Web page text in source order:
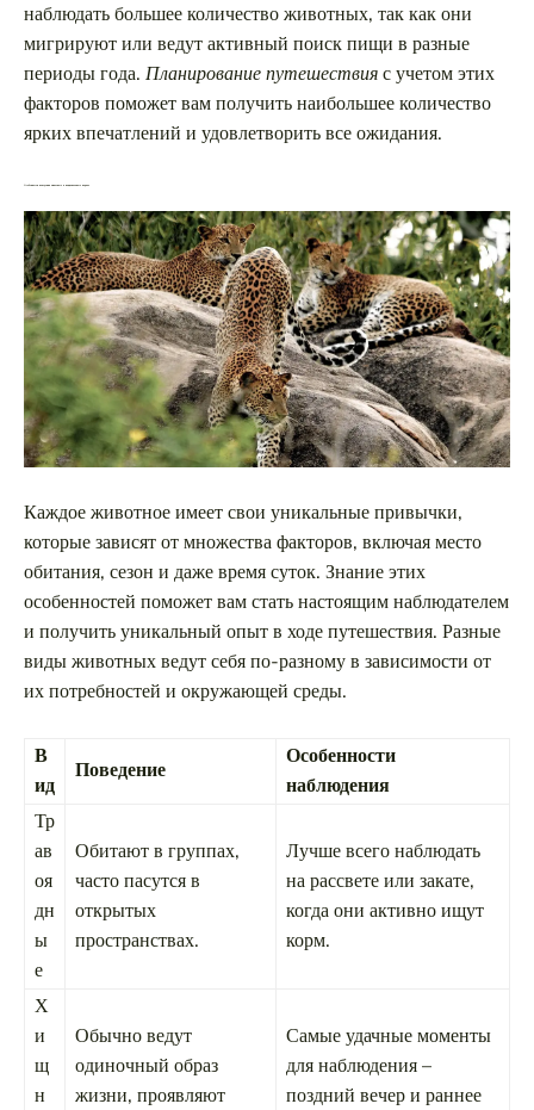
наблюдать большее количество животных, так как они
мигрируют или ведут активный поиск пищи в разные
периоды года. Планирование путешествияс учетом этих
факторов поможет вам получить наибольшее количество
ярких впечатлений и удовлетворить все ожидания.
Особенности поведения животных в национальных парках
Каждое животное имеет свои уникальные привычки,
которые зависят от множества факторов, включая место
обитания, сезон и даже время суток. Знание этих
особенностей поможет вам стать настоящим наблюдателем
и получить уникальный опыт в ходе путешествия. Разные
виды животных ведут себя по-разному в зависимости от
их потребностей и окружающей среды.
В
ид
Поведение
Особенности
наблюдения
Тр
ав
оя
дн
ы
е
Обитают в группах,
часто пасутся в
открытых
пространствах.
Лучше всего наблюдать
на рассвете или закате,
когда они активно ищут
корм.
Х
и
щ
н
Обычно ведут
одиночный образ
жизни, проявляют
Самые удачные моменты
для наблюдения –
поздний вечер и раннее